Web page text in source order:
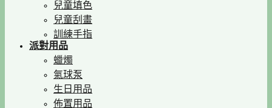
兒童填色
兒童刮畫
訓練手指
派對用品
蠟燭
氣球泵
生日用品
佈置用品